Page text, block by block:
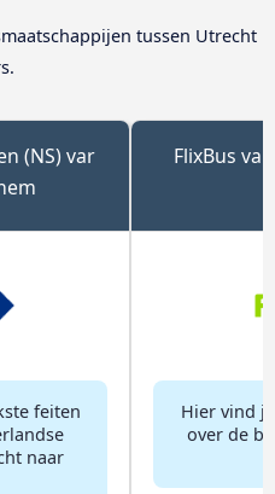
tussen Utrecht
(NS) var
feiten
naar
FlixBus
Hier vind
over de